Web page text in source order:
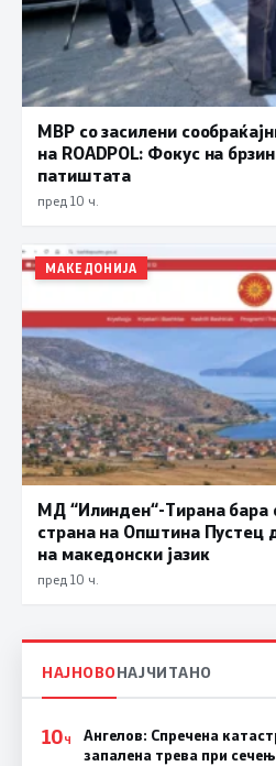
МВР со засилени
на ROADPOL: Фокус на
патиштата
пред 10 ч.
МАКЕДОНИЈА
МД “Илинден“-Тирана бара
страна на Општина Пустец
на македонски јазик
пред 10 ч.
НАЈНОВОНАЈЧИТАНО
10Ч
Ангелов: Спречена
запалена трева при